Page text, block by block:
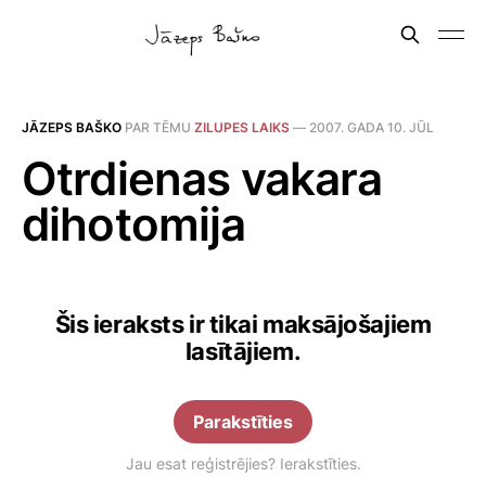
JĀZEPS BAŠKO PAR TĒMU ZILUPES LAIKS — 2007. GADA 10. JŪL
Otrdienas vakara
dihotomija
Šis ieraksts ir tikai maksājošajiem
lasītājiem.
Parakstīties
Jau esat reģistrējies? Ierakstīties.